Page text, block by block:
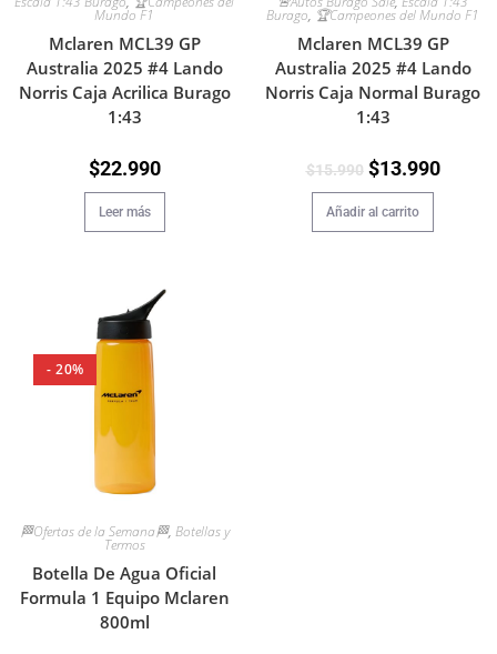
Mundo F1
Mclaren MCL39 GP
Australia 2025 #4 Lando
Norris Caja Acrilica Burago
1:43
$22.990
Leer más
Burago, 🏆Campeones del Mundo F1
Mclaren MCL39 GP
Australia 2025 #4 Lando
Norris Caja Normal Burago
1:43
$15.990 $13.990
Añadir al carrito
- 20%
🏁Ofertas de la Semana🏁, Botellas y
Termos
Botella De Agua Oficial
Formula 1 Equipo Mclaren
800ml